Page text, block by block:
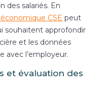
des salariés. En
CSE peut
souhaitent approfondir
et les données
avec l’employeur.
et évaluation des